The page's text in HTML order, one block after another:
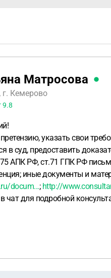
Матросова
г. Кемерово
9.8
указать свои
в суд, предоставить
АПК РФ, ст.71 ГПК РФ
иные документы и
docum...; http://
чат для подробной